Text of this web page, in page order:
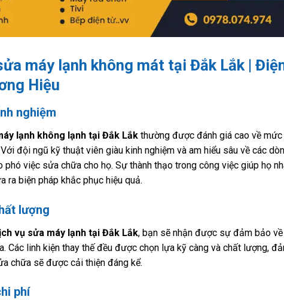
máy lạnh không mát tại Đắk Lắk |
Hiệu
nghiệm
lạnh không lạnh tại Đắk Lắk thường được đánh giá cao về
đội ngũ kỹ thuật viên giàu kinh nghiệm và am hiểu sâu về các
phó việc sửa chữa cho họ. Sự thành thạo trong công việc giúp họ
ra biện pháp khắc phục hiệu quả.
lượng
vụ sửa máy lạnh tại Đắk Lắk, bạn sẽ nhận được sự đảm bảo
Các linh kiện thay thế đều được chọn lựa kỹ càng và chất lượng,
chữa sẽ được cải thiện đáng kể.
phí